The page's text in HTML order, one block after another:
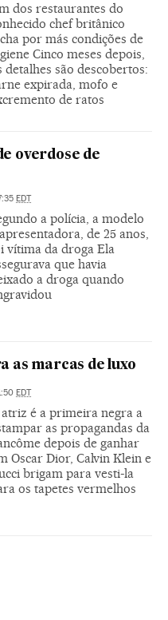
dos restaurantes do
chef britânico
por más condições de
Cinco meses depois,
detalhes são descobertos:
expirada, mofo e
de ratos
overdose de
EDT
a polícia, a modelo
de 25 anos,
vítima da droga Ela
que havia
a droga quando
as marcas de luxo
EDT
é a primeira negra a
as propagandas da
depois de ganhar
Oscar Dior, Calvin Klein e
brigam para vesti-la
os tapetes vermelhos